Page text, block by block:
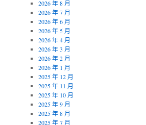
2026 年 8 月
2026 年 7 月
2026 年 6 月
2026 年 5 月
2026 年 4 月
2026 年 3 月
2026 年 2 月
2026 年 1 月
2025 年 12 月
2025 年 11 月
2025 年 10 月
2025 年 9 月
2025 年 8 月
2025 年 7 月